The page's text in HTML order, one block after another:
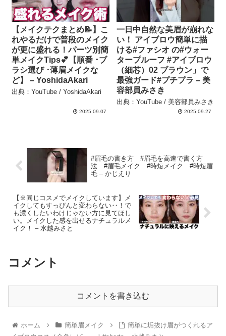
【メイクテクまとめ📝】こ
れやるだけで普段のメイク
が更に盛れる！パーツ別簡
単メイクTips💕【順番 ･ブ
ラシ選び ･薄眉メイクな
ど】 – YoshidaAkari
出典：YouTube / YoshidaAkari
2025.09.07
一日中自然な美眉が崩れな
い！ アイブロウ簡単に描
ける#ファシオ の#ウォー
タープルーフ #アイブロウ
（細芯）02 ブラウン」で
最強ガード#プチプラ – 美
容部員みさき
出典：YouTube / 美容部員みさき
2025.09.27
#眉毛の書き方 #眉毛を高速で書く方
法 #眉毛メイク #時短メイク #時短眉
毛 – かじえり
【※同じコスメでメイクしています】メ
イクしてもすっぴんと変わらない‥！で
も濃くしたいわけじゃない方に見てほし
い。メイクした感を出せるナチュラルメ
イク！ – 水越みさと
コメント
コメントを書き込む
ホーム 簡単眉メイク
簡単に垢抜け眉がつくれるア